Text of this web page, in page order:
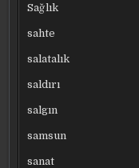
Sağlık
sahte
salatalık
saldırı
salgın
samsun
sanat